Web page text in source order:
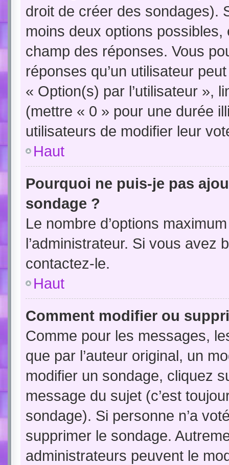
droit de créer des sondages).
moins deux options
champ des réponses. Vous
réponses qu’un utilisateur
« Option(s) par l’utilisateur »,
(mettre « 0 » pour une durée
utilisateurs de modifier leur
Haut
Pourquoi ne puis-je pas
sondage ?
Le nombre d’options
l’administrateur. Si vous avez
contactez-le.
Haut
Comment modifier ou
Comme pour les messages,
que par l’auteur original, un
modifier un sondage, cliquez
message du sujet (c’est
sondage). Si personne n’a
supprimer le sondage.
administrateurs peuvent le